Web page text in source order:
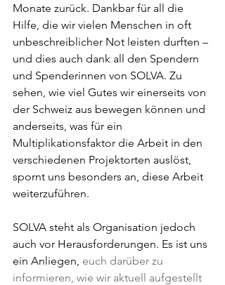
Monate zurück. Dankbar für all die
Hilfe, die wir vielen Menschen in oft
unbeschreiblicher Not leisten durften –
und dies auch dank all den Spendern
und Spenderinnen von SOLVA. Zu
sehen, wie viel Gutes wir einerseits von
der Schweiz aus bewegen können und
anderseits, was für ein
Multiplikationsfaktor die Arbeit in den
verschiedenen Projektorten auslöst,
spornt uns besonders an, diese Arbeit
weiterzuführen.
SOLVA steht als Organisation jedoch
auch vor Herausforderungen. Es ist uns
ein Anliegen, euch darüber zu
informieren, wie wir aktuell aufgestellt